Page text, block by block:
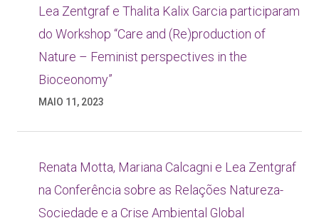
Lea Zentgraf e Thalita Kalix Garcia participaram
do Workshop “Care and (Re)production of
Nature – Feminist perspectives in the
Bioceonomy”
MAIO 11, 2023
Renata Motta, Mariana Calcagni e Lea Zentgraf
na Conferência sobre as Relações Natureza-
Sociedade e a Crise Ambiental Global